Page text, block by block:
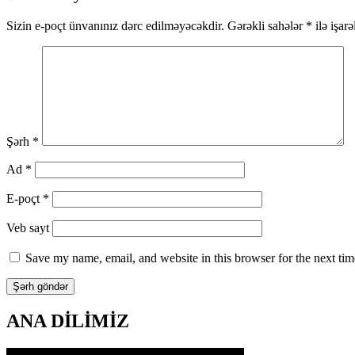
naviqasiya
Sizin e-poçt ünvanınız dərc edilməyəcəkdir. Gərəkli sahələr * ilə
Şərh *
Ad *
E-poçt *
Veb sayt
Save my name, email, and website in this browser for the next
ANA DİLİMİZ